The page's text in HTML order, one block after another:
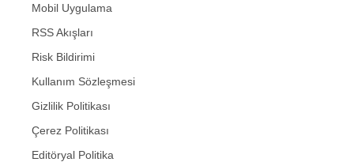
Mobil Uygulama
RSS Akışları
Risk Bildirimi
Kullanım Sözleşmesi
Gizlilik Politikası
Çerez Politikası
Editöryal Politika